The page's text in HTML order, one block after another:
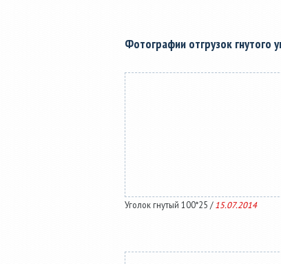
Фотографии отгрузок гнутого
Уголок гнутый 100*25 / 15.07.2014